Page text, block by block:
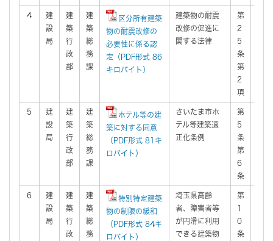
4
建
設
局
建
築
行
政
部
建
築
総
務
課
区分所有建築
物の耐震改修の
必要性に係る認
定（PDF形式 86
キロバイト）
建築物の耐震
改修の促進に
関する法律
第
2
5
条
第
2
項
5
建
設
局
建
築
行
政
部
建
築
総
務
課
ホテル等の建
築に対する同意
（PDF形式 81キ
ロバイト）
さいたま市ホ
テル等建築適
正化条例
第
5
条
第
6
条
6
建
設
局
建
築
行
政
建
築
総
務
特別特定建築
物の制限の緩和
（PDF形式 84キ
ロバイト）
埼玉県高齢
者、障害者等
が円滑に利用
できる建築物
第
1
0
条